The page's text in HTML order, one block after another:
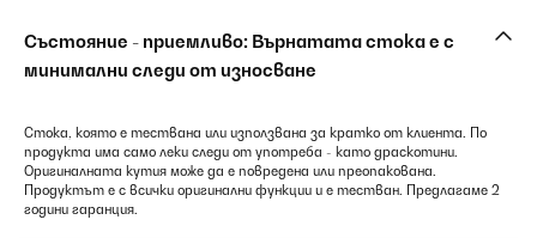
Състояние - приемливо: Върнатата стока е с
минимални следи от износване
Стока, която е тествана или използвана за кратко от клиента. По
продукта има само леки следи от употреба - като драскотини.
Оригиналната кутия може да е повредена или преопакована.
Продуктът е с всички оригинални функции и е тестван. Предлагаме 2
години гаранция.